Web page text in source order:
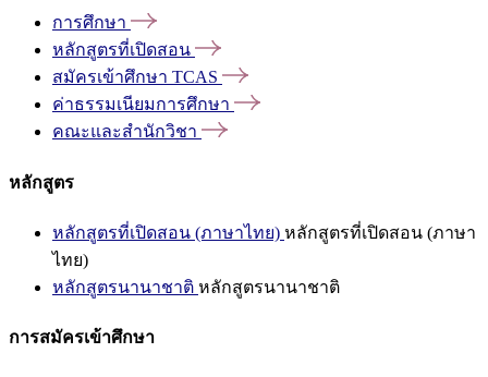
การศึกษา
หลักสูตรที่เปิดสอน
สมัครเข้าศึกษา TCAS
ค่าธรรมเนียมการศึกษา
คณะและสำนักวิชา
หลักสูตร
หลักสูตรที่เปิดสอน (ภาษาไทย) หลักสูตรที่เปิดสอน (ภาษา
ไทย)
หลักสูตรนานาชาติ หลักสูตรนานาชาติ
การสมัครเข้าศึกษา